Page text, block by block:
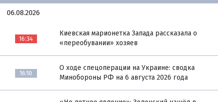
06.08.2026
16:34
Киевская марионетка Запада рассказала о
«переобувании» хозяев
16:10
О ходе спецоперации на Украине: сводка
Минобороны РФ на 6 августа 2026 года